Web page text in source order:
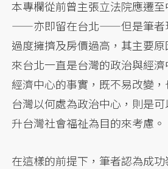
本專欄從前曾主張立法院應遷
——亦即留在台北——但是筆者
過度擁擠及房價過高，其主要
來台北一直是台灣的政治與經
經濟中心的事實，既不易改變
台灣以何處為政治中心，則是
升台灣社會福祉為目的來考慮。
在這樣的前提下，筆者認為成